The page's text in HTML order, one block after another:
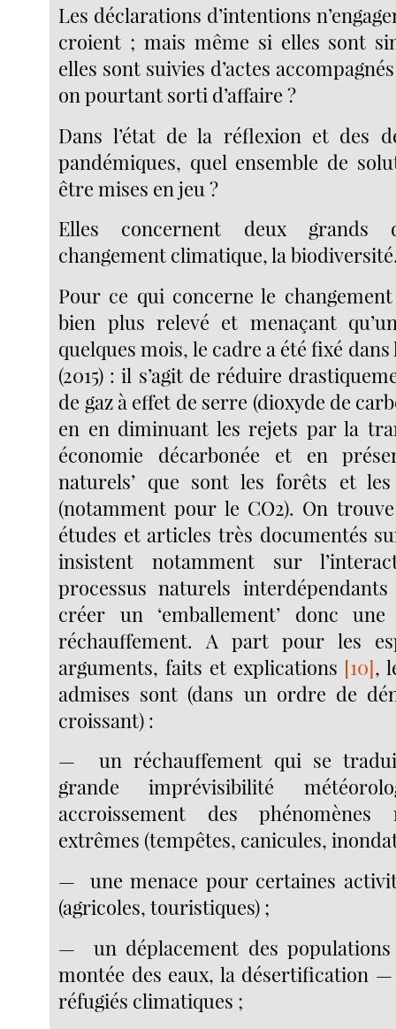
Les déclarations d’intentions
croient ; mais même si elles sont
elles sont suivies d’actes
on pourtant sorti d’affaire ?
Dans l’état de la réflexion et des
pandémiques, quel ensemble de
être mises en jeu ?
Elles concernent deux grands
changement climatique, la
Pour ce qui concerne le
bien plus relevé et menaçant
quelques mois, le cadre a été fixé dans
(2015) : il s’agit de réduire
de gaz à effet de serre (dioxyde de
en en diminuant les rejets par la
économie décarbonée et en
naturels’ que sont les forêts et
(notamment pour le CO2). On
études et articles très documentés
insistent notamment sur
processus naturels
créer un ‘emballement’ donc
réchauffement. A part pour les
arguments, faits et explications [10],
admises sont (dans un ordre de
croissant) :
— un réchauffement qui se
grande imprévisibilité
accroissement des phénomènes
extrêmes (tempêtes, canicules,
— une menace pour certaines
(agricoles, touristiques) ;
— un déplacement des populations
montée des eaux, la désertification
réfugiés climatiques ;